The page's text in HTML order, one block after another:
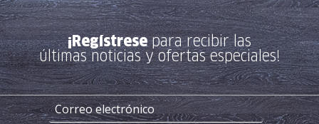
¡Regístresepara recibir las
últimas noticias y ofertas especiales!